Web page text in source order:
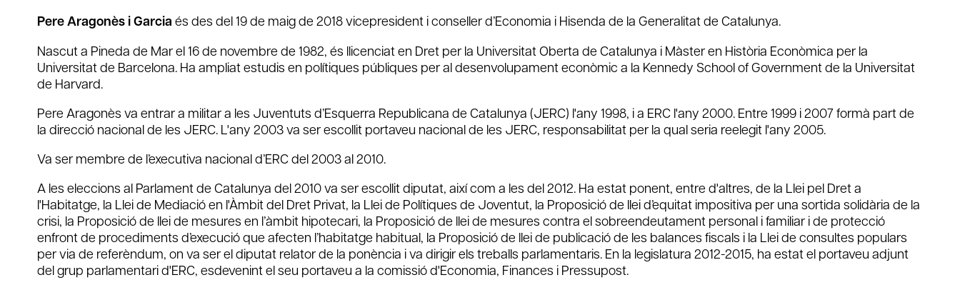
Pere Aragonès i Garcia és des del 19 de maig de 2018 vicepresident i conseller d’Economia i Hisenda de la Generalitat de Catalunya.
Nascut a Pineda de Mar el 16 de novembre de 1982, és llicenciat en Dret per la Universitat Oberta de Catalunya i Màster en Història Econòmica per la
Universitat de Barcelona. Ha ampliat estudis en polítiques públiques per al desenvolupament econòmic a la Kennedy School of Government de la Universitat
de Harvard.
Pere Aragonès va entrar a militar a les Juventuts d’Esquerra Republicana de Catalunya (JERC) l'any 1998, i a ERC l'any 2000. Entre 1999 i 2007 formà part de
la direcció nacional de les JERC. L'any 2003 va ser escollit portaveu nacional de les JERC, responsabilitat per la qual seria reelegit l'any 2005.
Va ser membre de l’executiva nacional d’ERC del 2003 al 2010.
A les eleccions al Parlament de Catalunya del 2010 va ser escollit diputat, així com a les del 2012. Ha estat ponent, entre d'altres, de la Llei pel Dret a
l'Habitatge, la Llei de Mediació en l'Àmbit del Dret Privat, la Llei de Polítiques de Joventut, la Proposició de llei d’equitat impositiva per una sortida solidària de la
crisi, la Proposició de llei de mesures en l’àmbit hipotecari, la Proposició de llei de mesures contra el sobreendeutament personal i familiar i de protecció
enfront de procediments d’execució que afecten l’habitatge habitual, la Proposició de llei de publicació de les balances fiscals i la Llei de consultes populars
per via de referèndum, on va ser el diputat relator de la ponència i va dirigir els treballs parlamentaris. En la legislatura 2012-2015, ha estat el portaveu adjunt
del grup parlamentari d'ERC, esdevenint el seu portaveu a la comissió d'Economia, Finances i Pressupost.